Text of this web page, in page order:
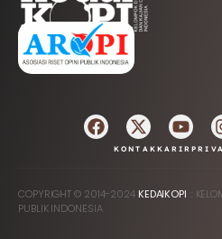
AFILIASI
KONTAK KARIR
COPYRIGHT © 2014-2024 KEDAIKOPI ::
PUBLIK INDONESIA